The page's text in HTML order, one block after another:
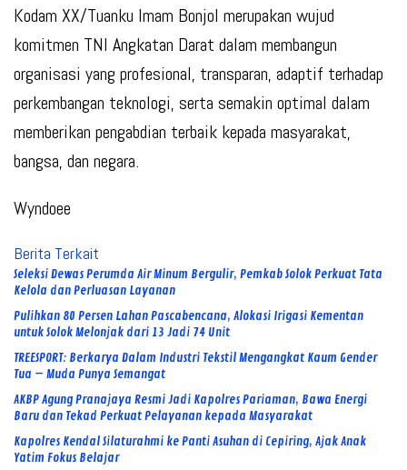
Kodam XX/Tuanku Imam Bonjol merupakan wujud
komitmen TNI Angkatan Darat dalam membangun
organisasi yang profesional, transparan, adaptif terhadap
perkembangan teknologi, serta semakin optimal dalam
memberikan pengabdian terbaik kepada masyarakat,
bangsa, dan negara.
Wyndoee
Berita Terkait
Seleksi Dewas Perumda Air Minum Bergulir, Pemkab Solok Perkuat Tata
Kelola dan Perluasan Layanan
Pulihkan 80 Persen Lahan Pascabencana, Alokasi Irigasi Kementan
untuk Solok Melonjak dari 13 Jadi 74 Unit
TREESPORT: Berkarya Dalam Industri Tekstil Mengangkat Kaum Gender
Tua – Muda Punya Semangat
AKBP Agung Pranajaya Resmi Jadi Kapolres Pariaman, Bawa Energi
Baru dan Tekad Perkuat Pelayanan kepada Masyarakat
Kapolres Kendal Silaturahmi ke Panti Asuhan di Cepiring, Ajak Anak
Yatim Fokus Belajar